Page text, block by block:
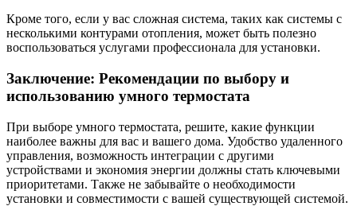
Кроме того, если у вас сложная система, таких как системы с
несколькими контурами отопления, может быть полезно
воспользоваться услугами профессионала для установки.
Заключение: Рекомендации по выбору и
использованию умного термостата
При выборе умного термостата, решите, какие функции
наиболее важны для вас и вашего дома. Удобство удаленного
управления, возможность интеграции с другими
устройствами и экономия энергии должны стать ключевыми
приоритетами. Также не забывайте о необходимости
установки и совместимости с вашей существующей системой.